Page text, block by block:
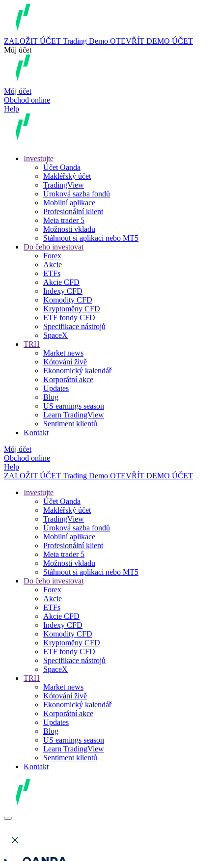
ZALOŽIT ÚČET Trading Demo OTEVŘÍT DEMO ÚČET
Můj účet
Můj účet
Obchod online
Help
Investujte
Účet Oanda
Makléřský účet
TradingView
Úroková sazba fondů
Mobilní aplikace
Profesionální klient
Meta trader 5
Možnosti vkladu
Stáhnout si aplikaci nebo MT5
Do čeho investovat
Forex
Akcie
ETFs
Akcie CFD
Indexy CFD
Komodity CFD
Kryptoměny CFD
ETF fondy CFD
Specifikace nástrojů
SpaceX
TRH
Market news
Kótování živě
Ekonomický kalendář
Korporátní akce
Updates
Blog
US earnings season
Learn TradingView
Sentiment klientů
Kontakt
Můj účet
Obchod online
Help
ZALOŽIT ÚČET Trading Demo OTEVŘÍT DEMO ÚČET
Investujte
Účet Oanda
Makléřský účet
TradingView
Úroková sazba fondů
Mobilní aplikace
Profesionální klient
Meta trader 5
Možnosti vkladu
Stáhnout si aplikaci nebo MT5
Do čeho investovat
Forex
Akcie
ETFs
Akcie CFD
Indexy CFD
Komodity CFD
Kryptoměny CFD
ETF fondy CFD
Specifikace nástrojů
SpaceX
TRH
Market news
Kótování živě
Ekonomický kalendář
Korporátní akce
Updates
Blog
US earnings season
Learn TradingView
Sentiment klientů
Kontakt